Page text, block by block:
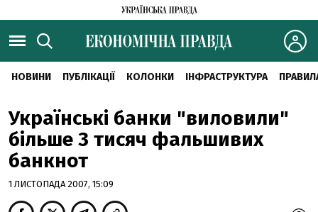
НОВИНИ ПУБЛІКАЦІЇ КОЛОНКИ ІНФРАСТРУКТУРА
Українські банки "виловили"
більше 3 тисяч фальшивих
банкнот
1 ЛИСТОПАДА 2007, 15:09